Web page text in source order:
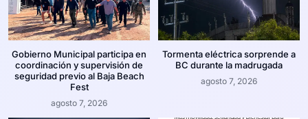
Gobierno Municipal participa en
coordinación y supervisión de
seguridad previo al Baja Beach
Fest
agosto 7, 2026
Tormenta eléctrica sorprende a
BC durante la madrugada
agosto 7, 2026